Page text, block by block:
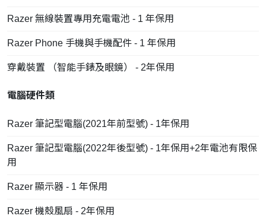
Razer 無線裝置專用充電電池 - 1 年保用
Razer Phone 手機與手機配件 - 1 年保用
穿戴裝置 （智能手錶及眼鏡） - 2年保用
電腦硬件類
Razer 筆記型電腦(2021年前型號) - 1年保用
Razer 筆記型電腦(2022年後型號) - 1年保用+2年電池有限保
用
Razer 顯示器 - 1 年保用
Razer 機殼風扇 - 2年保用